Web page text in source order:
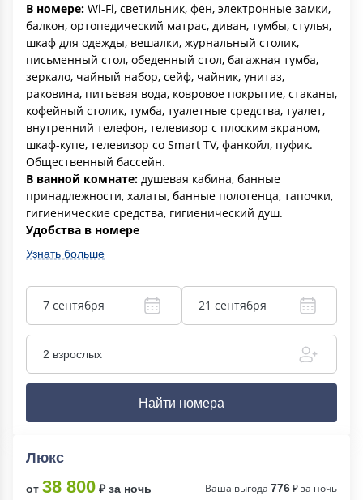
В номере: Wi-Fi, светильник, фен, электронные замки,
балкон, ортопедический матрас, диван, тумбы, стулья,
шкаф для одежды, вешалки, журнальный столик,
письменный стол, обеденный стол, багажная тумба,
зеркало, чайный набор, сейф, чайник, унитаз,
раковина, питьевая вода, ковровое покрытие, стаканы,
кофейный столик, тумба, туалетные средства, туалет,
внутренний телефон, телевизор с плоским экраном,
шкаф-купе, телевизор со Smart TV, фанкойл, пуфик.
Общественный бассейн.
В ванной комнате: душевая кабина, банные
принадлежности, халаты, банные полотенца, тапочки,
гигиенические средства, гигиенический душ.
Удобства в номере
Узнать больше
7 сентября 21 сентября
2 взрослых
Найти номера
Люкс
от 38 800 ₽ за ночь Ваша выгода 776₽ за ночь